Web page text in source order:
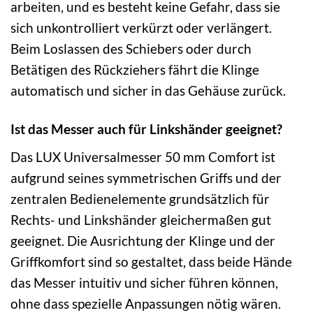
arbeiten, und es besteht keine Gefahr, dass sie
sich unkontrolliert verkürzt oder verlängert.
Beim Loslassen des Schiebers oder durch
Betätigen des Rückziehers fährt die Klinge
automatisch und sicher in das Gehäuse zurück.
Ist das Messer auch für Linkshänder geeignet?
Das LUX Universalmesser 50 mm Comfort ist
aufgrund seines symmetrischen Griffs und der
zentralen Bedienelemente grundsätzlich für
Rechts- und Linkshänder gleichermaßen gut
geeignet. Die Ausrichtung der Klinge und der
Griffkomfort sind so gestaltet, dass beide Hände
das Messer intuitiv und sicher führen können,
ohne dass spezielle Anpassungen nötig wären.